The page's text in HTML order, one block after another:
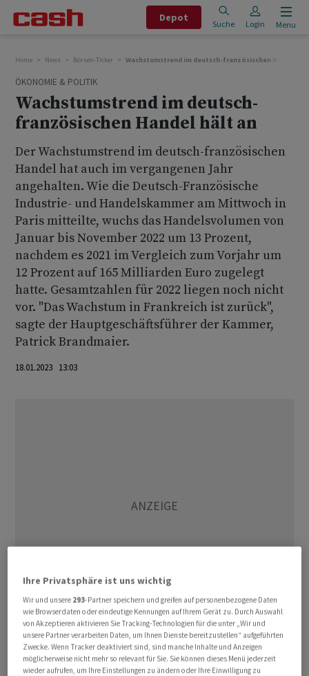
Depot
Suche Login Menu
Home News Börsen-Ticker Wachstumstrend im deutsch-französischen Handel
ÖKONOMIE & POLITIK
Wachstumstrend im deutsch-
französischen Handel hält an
Der Wachstumstrend im deutsch-französischen
Handel hat auch im vergangenen Jahr
angehalten. Wie die Deutsch-Französische
Industrie- und Handelskammer am Mittwoch in
Paris mitteilte, wuchs das Handelsvolumen von
Januar bis November 2022 um 13 Prozent,
nachdem es 2021 im Vergleich zum Vorjahr um
12 Prozent auf 165 Milliarden Euro zugelegt
hatte. Gesamtzahlen für 2022 liegen noch nicht
vor. "Das Wachstum in Frankreich ist zurück",
sagte der Hauptgeschäftsführer der Kammer,
Patrick Brandmaier.
18.01.2023 13:03
Bei einer Befragung jüngst hätten sich 93 Prozent der
deutschen Unternehmen in Frankreich zufrieden oder
sehr zufrieden zur Lage ihres Unternehmens in dem
Ihre Privatsphäre ist uns wichtig
Wir und unsere 293-Partner speichern und greifen auf personenbezogene Daten
wie Browserdaten oder eindeutige Kennungen auf Ihrem Gerät zu. Durch Auswahl
von Akzeptieren aktivieren Sie Tracking-Technologien für die unter „Wir und
unsere Partner verarbeiten Daten, um Ihnen Dienste bereitzustellen“ aufgeführten
Zwecke. Wenn Tracker deaktiviert sind, sind manche Inhalte und Anzeigen
möglicherweise nicht mehr so relevant für Sie. Sie können dieses Menü jederzeit
wieder aufrufen, um Ihre Einstellungen zu ändern oder Ihre Einwilligung zu